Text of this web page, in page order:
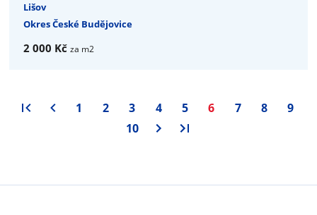
Lišov
Okres České Budějovice
2 000 Kč za m2
1 2 3 4 5 6 7 8
9
10